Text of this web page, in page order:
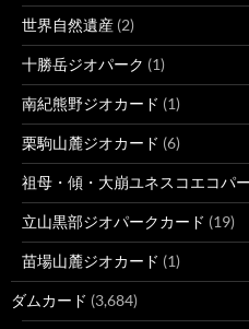
世界自然遺産 (2)
十勝岳ジオパーク (1)
南紀熊野ジオカード (1)
栗駒山麓ジオカード (6)
祖母・傾・大崩ユネスコエコパ
立山黒部ジオパークカード (19)
苗場山麓ジオカード (1)
ダムカード (3,684)